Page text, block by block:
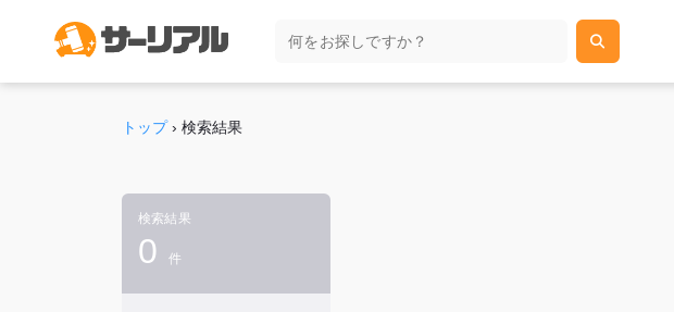
トップ› 検索結果
検索結果
0件